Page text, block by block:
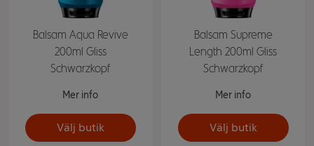
Balsam Aqua Revive
200ml Gliss
Schwarzkopf
Mer info
Välj butik
Balsam Supreme
Length 200ml Gliss
Schwarzkopf
Mer info
Välj butik